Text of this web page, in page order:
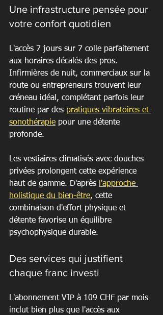
Une infrastructure pensée pour
votre confort quotidien
L'accès 7 jours sur 7 colle parfaitement
aux horaires décalés des pros.
Infirmières de nuit, commerciaux sur la
route ou entrepreneurs trouvent leur
créneau idéal, complétant parfois leur
routine par des pratiques vibratoires et
sonothérapie pour une détente
profonde.
Les vestiaires climatisés avec douches
privées prolongent cette expérience
haut de gamme. D'après
l'approche
holistique du bien-être, cette
combinaison d'effort physique et
détente favorise un équilibre
psychophysique durable.
Des services qui justifient
chaque franc investi
L'abonnement VIP à 109 CHF par mois
inclut bien plus que l'accès aux